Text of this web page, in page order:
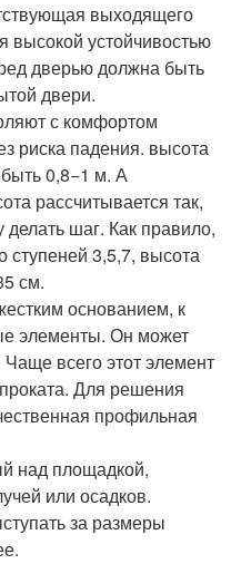
выходящего
высокой устойчивостью
дверью должна быть
двери.
с комфортом
риска падения. высота
0,8−1 м. А
рассчитывается так,
шаг. Как правило,
ступеней 3,5,7, высота
см.
основанием, к
элементы. Он может
всего этот элемент
Для решения
профильная
над площадкой,
или осадков.
за размеры